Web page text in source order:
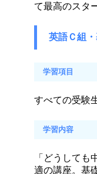
て最高のスタ
英語Ｃ組
学習項目
すべての受験
学習内容
「どうして
適の講座。基